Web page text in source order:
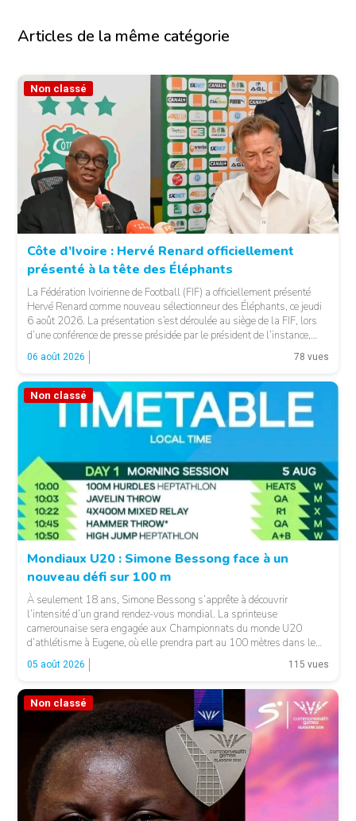
Articles de la même catégorie
© FIF
Non classé
Côte d’Ivoire : Hervé Renard officiellement
présenté à la tête des Éléphants
La Fédération Ivoirienne de Football (FIF) a officiellement présenté
Hervé Renard comme nouveau sélectionneur des Éléphants, ce jeudi
6 août 2026. La présentation s’est déroulée au siège de la FIF, lors
d’une conférence de presse présidée par le président de l’instance,
Yacine Idriss Diallo, en présence de plusieurs membres du Comité
exécutif. Cette nomination intervient […]
06 août 2026 78 vues
Non classé
Mondiaux U20 : Simone Bessong face à un
nouveau défi sur 100 m
À seulement 18 ans, Simone Bessong s’apprête à découvrir
l’intensité d’un grand rendez-vous mondial. La sprinteuse
camerounaise sera engagée aux Championnats du monde U20
d’athlétisme à Eugene, où elle prendra part au 100 mètres dans le
heat 7. Pour son entrée en lice, la jeune Camerounaise devra se
mesurer à une concurrence relevée. Une première […]
05 août 2026 115 vues
Non classé